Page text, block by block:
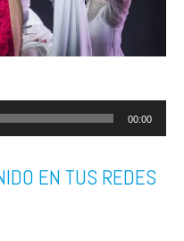
00:00
EN TUS REDES